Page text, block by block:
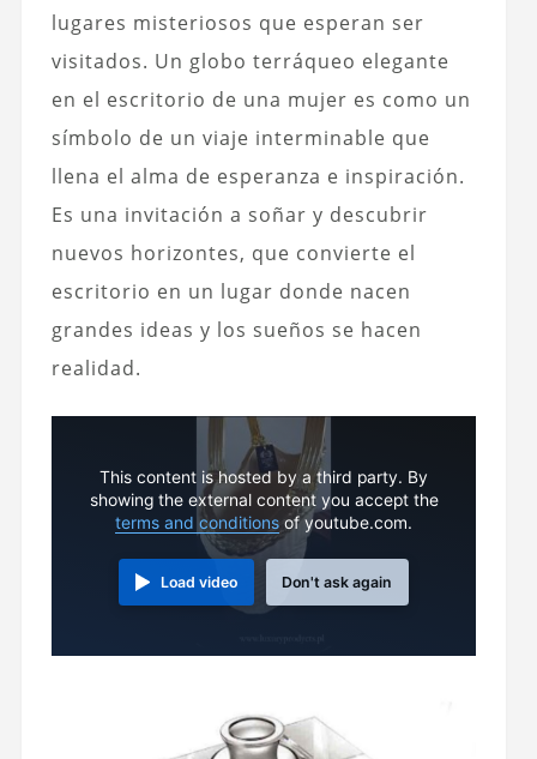
lugares misteriosos que esperan ser
visitados. Un globo terráqueo elegante
en el escritorio de una mujer es como un
símbolo de un viaje interminable que
llena el alma de esperanza e inspiración.
Es una invitación a soñar y descubrir
nuevos horizontes, que convierte el
escritorio en un lugar donde nacen
grandes ideas y los sueños se hacen
realidad.
This content is hosted by a third party. By
showing the external content you accept the
terms and conditions of youtube.com.
Load video Don't ask again